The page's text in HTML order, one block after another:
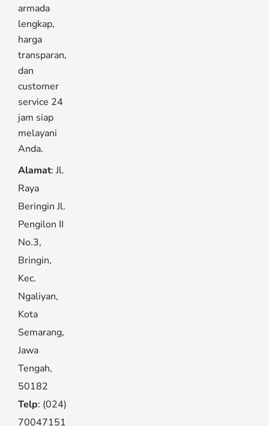
armada
lengkap,
harga
transparan,
dan
customer
service 24
jam siap
melayani
Anda.
Alamat: Jl.
Raya
Beringin Jl.
Pengilon II
No.3,
Bringin,
Kec.
Ngaliyan,
Kota
Semarang,
Jawa
Tengah,
50182
Telp: (024)
70047151